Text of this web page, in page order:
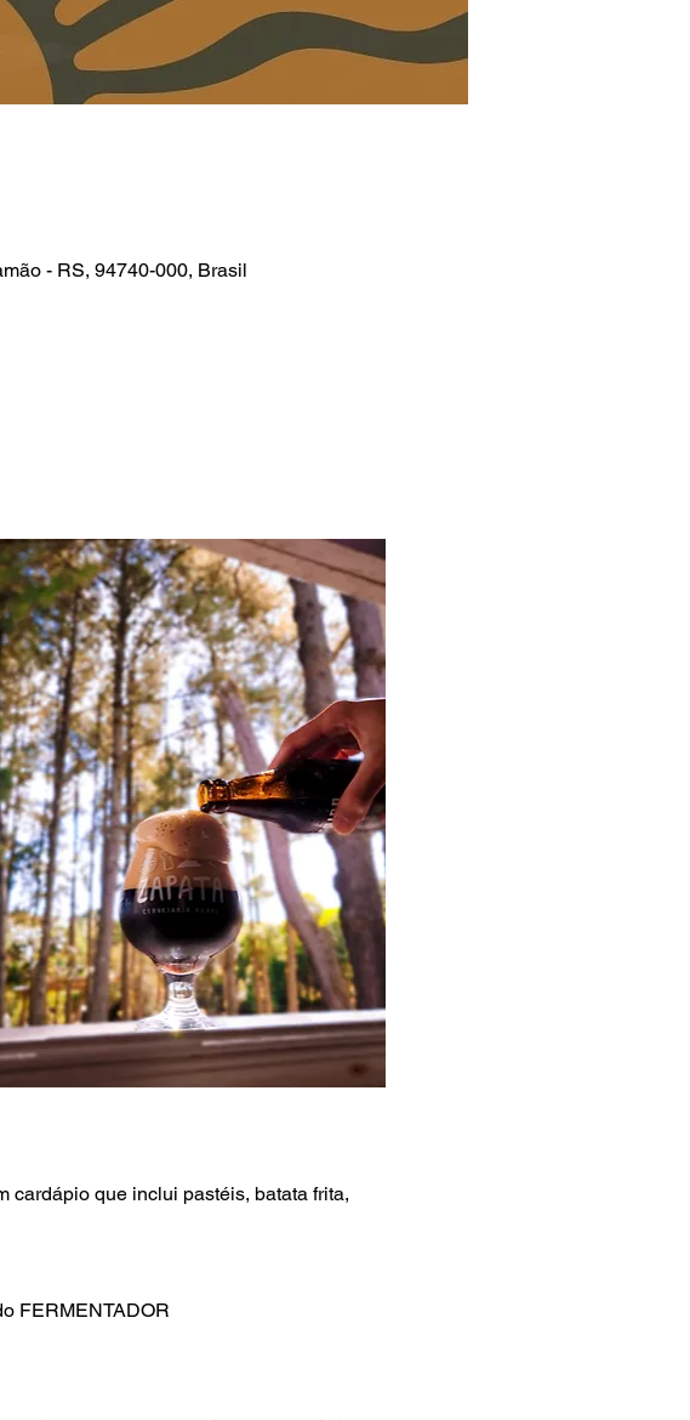
- RS, 94740-000, Brasil
cardápio que inclui pastéis, batata frita,
FERMENTADOR